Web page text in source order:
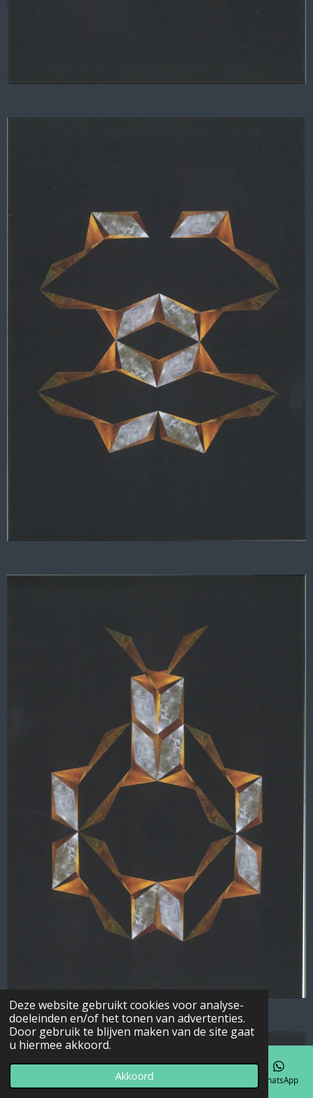
Deze website gebruikt cookies voor analyse-
doeleinden en/of het tonen van advertenties.
Door gebruik te blijven maken van de site gaat
u hiermee akkoord.
Akkoord
Telefoonnummer WhatsApp